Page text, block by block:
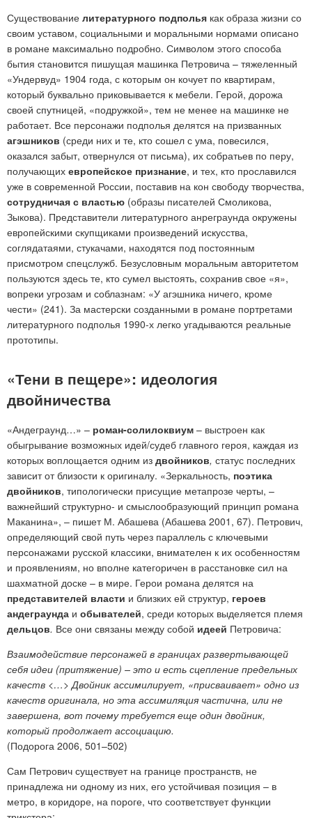
Существование литературного подполья как образа жизни со
своим уставом, социальными и моральными нормами описано
в романе максимально подробно. Символом этого способа
бытия становится пишущая машинка Петровича – тяжеленный
«Ундервуд» 1904 года, с которым он кочует по квартирам,
который буквально приковывается к мебели. Герой, дорожа
своей спутницей, «подружкой», тем не менее на машинке не
работает. Все персонажи подполья делятся на призванных
агэшников (среди них и те, кто сошел с ума, повесился,
оказался забыт, отвернулся от письма), их собратьев по перу,
получающих европейское признание, и тех, кто прославился
уже в современной России, поставив на кон свободу творчества,
сотрудничая с властью (образы писателей Смоликова,
Зыкова). Представители литературного анреграунда окружены
европейскими скупщиками произведений искусства,
соглядатаями, стукачами, находятся под постоянным
присмотром спецслужб. Безусловным моральным авторитетом
пользуются здесь те, кто сумел выстоять, сохранив свое «я»,
вопреки угрозам и соблазнам: «У агэшника ничего, кроме
чести» (241). За мастерски созданными в романе портретами
литературного подполья 1990-х легко угадываются реальные
прототипы.
«Тени в пещере»: идеология
двойничества
«Андеграунд…» – роман-солилоквиум – выстроен как
обыгрывание возможных идей/судеб главного героя, каждая из
которых воплощается одним из двойников, статус последних
зависит от близости к оригиналу. «Зеркальность, поэтика
двойников, типологически присущие метапрозе черты, –
важнейший структурно- и смыслообразующий принцип романа
Маканина», – пишет М. Абашева (Абашева 2001, 67). Петрович,
определяющий свой путь через параллель с ключевыми
персонажами русской классики, внимателен к их особенностям
и проявлениям, но вполне категоричен в расстановке сил на
шахматной доске – в мире. Герои романа делятся на
представителей власти и близких ей структур, героев
андеграунда и обывателей, среди которых выделяется племя
дельцов. Все они связаны между собой идеей Петровича:
Взаимодействие персонажей в границах развертывающей
себя идеи (притяжение) – это и есть сцепление предельных
качеств <…> Двойник ассимилирует, «присваивает» одно из
качеств оригинала, но эта ассимиляция частична, или не
завершена, вот почему требуется еще один двойник,
который продолжает ассоциацию.
(Подорога 2006, 501–502)
Сам Петрович существует на границе пространств, не
принадлежа ни одному из них, его устойчивая позиция – в
метро, в коридоре, на пороге, что соответствует функции